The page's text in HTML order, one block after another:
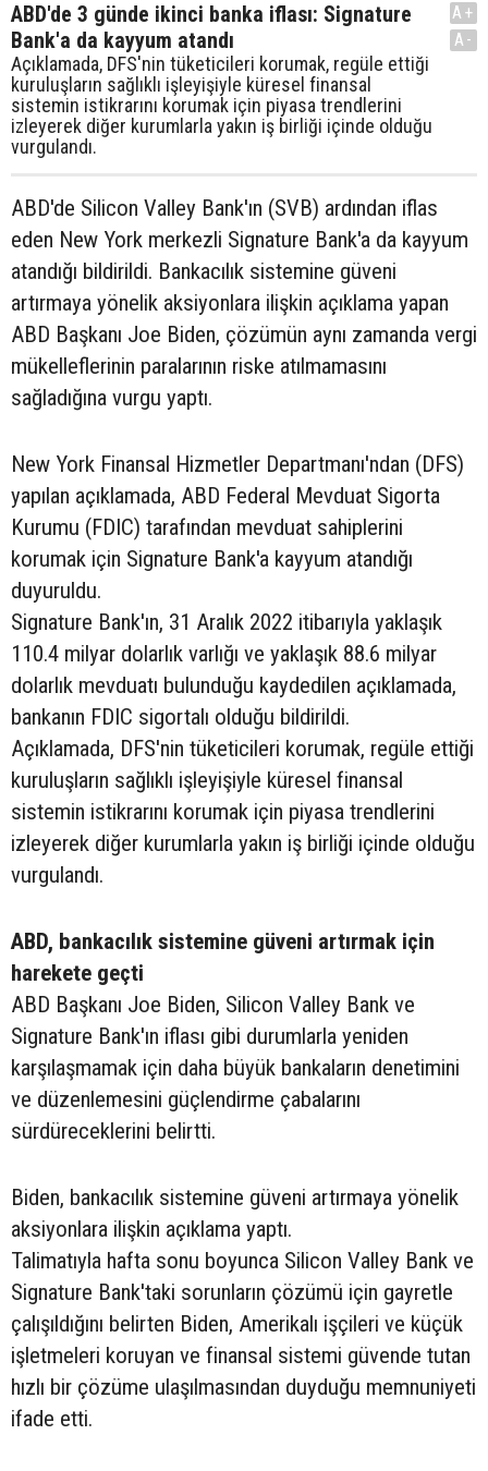
ABD'de 3 günde ikinci banka iflası: Signature
Bank'a da kayyum atandı
Açıklamada, DFS'nin tüketicileri korumak, regüle ettiği
kuruluşların sağlıklı işleyişiyle küresel finansal
sistemin istikrarını korumak için piyasa trendlerini
izleyerek diğer kurumlarla yakın iş birliği içinde olduğu
vurgulandı.
A+
A-
ABD'de Silicon Valley Bank'ın (SVB) ardından iflas
eden New York merkezli Signature Bank'a da kayyum
atandığı bildirildi. Bankacılık sistemine güveni
artırmaya yönelik aksiyonlara ilişkin açıklama yapan
ABD Başkanı Joe Biden, çözümün aynı zamanda vergi
mükelleflerinin paralarının riske atılmamasını
sağladığına vurgu yaptı.
New York Finansal Hizmetler Departmanı'ndan (DFS)
yapılan açıklamada, ABD Federal Mevduat Sigorta
Kurumu (FDIC) tarafından mevduat sahiplerini
korumak için Signature Bank'a kayyum atandığı
duyuruldu.
Signature Bank'ın, 31 Aralık 2022 itibarıyla yaklaşık
110.4 milyar dolarlık varlığı ve yaklaşık 88.6 milyar
dolarlık mevduatı bulunduğu kaydedilen açıklamada,
bankanın FDIC sigortalı olduğu bildirildi.
Açıklamada, DFS'nin tüketicileri korumak, regüle ettiği
kuruluşların sağlıklı işleyişiyle küresel finansal
sistemin istikrarını korumak için piyasa trendlerini
izleyerek diğer kurumlarla yakın iş birliği içinde olduğu
vurgulandı.
ABD, bankacılık sistemine güveni artırmak için
harekete geçti
ABD Başkanı Joe Biden, Silicon Valley Bank ve
Signature Bank'ın iflası gibi durumlarla yeniden
karşılaşmamak için daha büyük bankaların denetimini
ve düzenlemesini güçlendirme çabalarını
sürdüreceklerini belirtti.
Biden, bankacılık sistemine güveni artırmaya yönelik
aksiyonlara ilişkin açıklama yaptı.
Talimatıyla hafta sonu boyunca Silicon Valley Bank ve
Signature Bank'taki sorunların çözümü için gayretle
çalışıldığını belirten Biden, Amerikalı işçileri ve küçük
işletmeleri koruyan ve finansal sistemi güvende tutan
hızlı bir çözüme ulaşılmasından duyduğu memnuniyeti
ifade etti.